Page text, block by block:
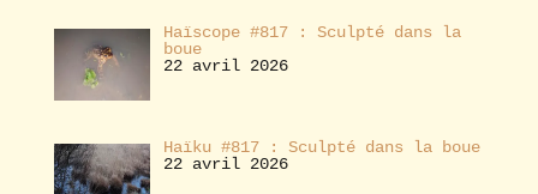
Haïscope #817 : Sculpté dans la
boue
22 avril 2026
Haïku #817 : Sculpté dans la boue
22 avril 2026